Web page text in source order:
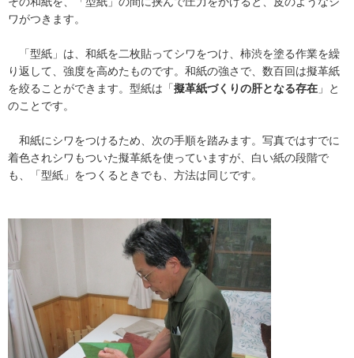
ワがつきます。
「型紙」は、和紙を二枚貼ってシワをつけ、柿渋を塗る作業を繰
り返して、強度を高めたものです。和紙の強さで、数百回は擬革紙
を絞ることができます。型紙は「擬革紙づくりの肝となる存在 」と
のことです。
和紙にシワをつけるため、次の手順を踏みます。写真ではすでに
着色されシワもついた擬革紙を使っていますが、白い紙の段階で
も、「型紙」をつくるときでも、方法は同じです。